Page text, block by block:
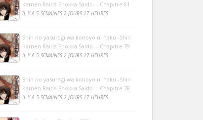
Kamen Raida Shokka Saido- - Chapitre 81
IL Y A 5 SEMAINES 2 JOURS 17 HEURES
Shin no yasuragi wa konoyo ni naku -Shin
Kamen Raida Shokka Saido- - Chapitre 79
IL Y A 5 SEMAINES 2 JOURS 17 HEURES
Shin no yasuragi wa konoyo ni naku -Shin
Kamen Raida Shokka Saido- - Chapitre 78
IL Y A 5 SEMAINES 2 JOURS 17 HEURES